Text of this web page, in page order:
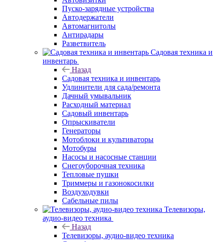
Пуско-зарядные устройства
Автодержатели
Автомагнитолы
Антирадары
Разветвитель
Садовая техника и
инвентарь
Назад
Садовая техника и инвентарь
Удлинители для сада/ремонта
Дачный умывальник
Расходный материал
Садовый инвентарь
Опрыскиватели
Генераторы
Мотоблоки и культиваторы
Мотобуры
Насосы и насосные станции
Снегоуборочная техника
Тепловые пушки
Триммеры и газонокосилки
Воздуходувки
Сабельные пилы
Телевизоры,
аудио-видео техника
Назад
Телевизоры, аудио-видео техника